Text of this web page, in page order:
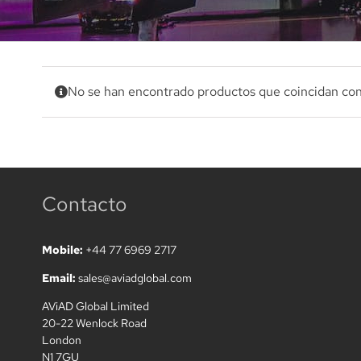
No se han encontrado productos que coincidan
Contacto
Mobile: +44 77 6969 2717
Email: sales@aviadglobal.com
AViAD Global Limited
20-22 Wenlock Road
London
N1 7GU